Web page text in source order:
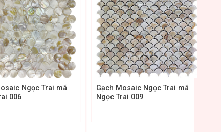
Ngọc Trai mã
006
+
Gạch Mosaic Ngọc Trai mã
Ngọc Trai 009